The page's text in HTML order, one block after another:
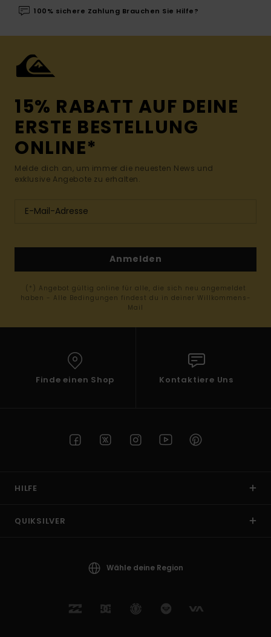
100% sichere Zahlung Brauchen Sie Hilfe?
15% RABATT AUF DEINE
ERSTE BESTELLUNG
ONLINE*
Melde dich an, um immer die neuesten News und
exklusive Angebote zu erhalten.
Anmelden
(*) Angebot gültig online für alle, die sich neu angemeldet
haben - Alle Bedingungen findest du in deiner Willkommens-
Mail
Finde einen Shop Kontaktiere Uns
HILFE
QUIKSILVER
Wähle deine Region